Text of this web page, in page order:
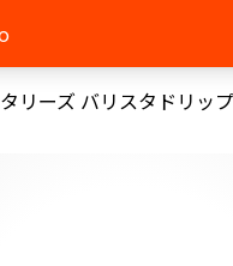
タリーズ バリスタドリッ